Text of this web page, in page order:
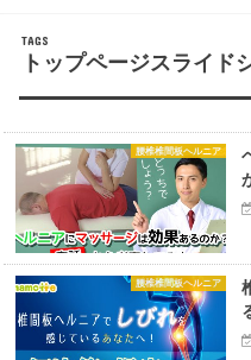
トップページスライド
腰椎椎間板ヘルニア
腰椎椎間板ヘルニア